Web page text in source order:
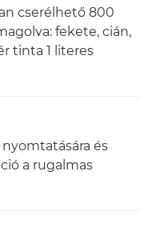
cserélhető 800
fekete, cián,
tinta 1 literes
és
a rugalmas